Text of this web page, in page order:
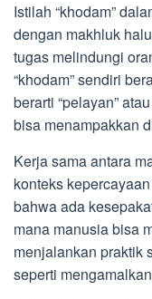
Istilah “khodam”
dengan makhluk
tugas melindungi
“khodam” sendiri
berarti “pelayan”
bisa menampakkan
Kerja sama antara
konteks
bahwa ada
mana manusia bisa
menjalankan praktik
seperti